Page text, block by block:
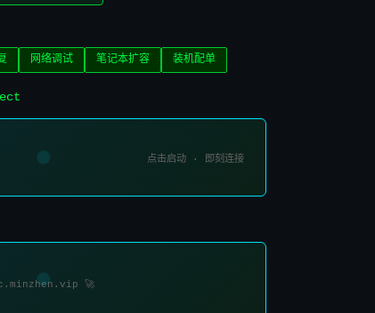
网络调试 笔记本扩容 装机配单
点击启动 · 即刻连接
🚀